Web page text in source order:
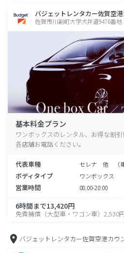
バジェットレンタカー佐賀空
佐賀市川副町大字犬井道9476番地
基本料金プラン
ワンボックスのレンタル、お得な割
各店舗お電話ください。
代表車種 セレナ 他 （車
ボディタイプ ワンボックス
営業時間 08:00-20:00
6時間まで13,420円
免責補償（大型車・ワゴン車）2,530
バジェットレンタカー佐賀空港カウ